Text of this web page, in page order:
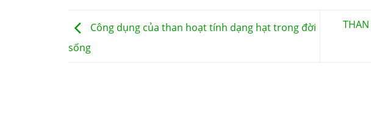
Công dụng của than hoạt tính dạng hạt trong đời
sống